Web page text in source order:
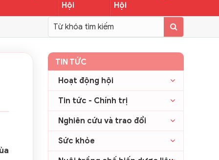
Hội
Hội
TIN TỨC
Hoạt động hội
Tin tức - Chính trị
Nghiên cứu và trao đổi
Sức khỏe